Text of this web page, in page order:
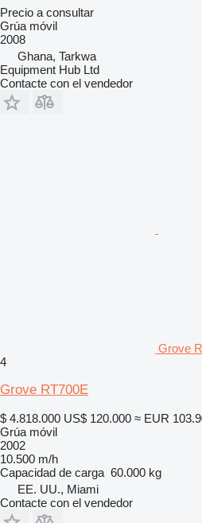
Precio a consultar
Grúa móvil
2008
Ghana, Tarkwa
Equipment Hub Ltd
Contacte con el vendedor
Grove
4
Grove RT700E
$ 4.818.000 US$ 120.000 ≈ EUR
Grúa móvil
2002
10.500 m/h
Capacidad de carga 60.000 kg
EE. UU., Miami
Contacte con el vendedor